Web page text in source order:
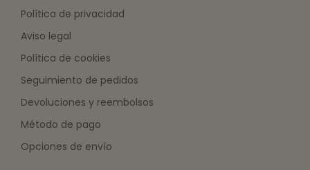
Política de privacidad
Aviso legal
Política de cookies
Seguimiento de pedidos
Devoluciones y reembolsos
Método de pago
Opciones de envío